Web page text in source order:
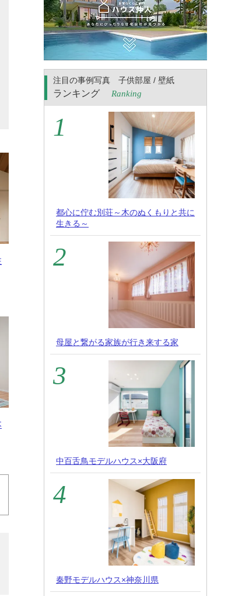
注目の事例写真 子供部屋 / 壁紙
ランキング Ranking
都心に佇む別荘～木のぬくもりと共に
生きる～
母屋と繋がる家族が行き来する家
中百舌鳥モデルハウス×大阪府
秦野モデルハウス×神奈川県